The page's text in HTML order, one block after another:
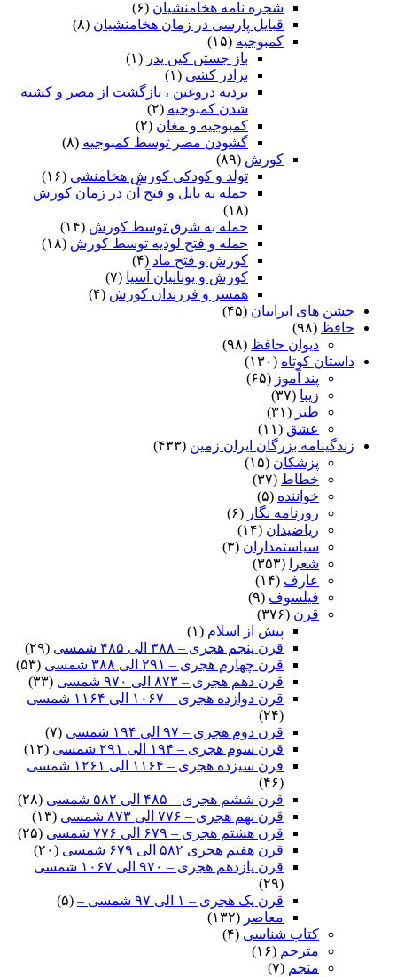
شجره نامه هخامنشیان (۶)
قبایل پارسی در زمان هخامنشیان (۸)
کمبوجیه (۱۵)
باز جستن کین پدر (۱)
برادر کشی (۱)
بردیه دروغین ، بازگشت از مصر و کشته
شدن کمبوجیه (۲)
کمبوجیه و مغان (۲)
گشودن مصر توسط کمبوجیه (۸)
کورش (۸۹)
تولد و کودکی کورش هخامنشی (۱۶)
حمله به بابل و فتح آن در زمان کورش
(۱۸)
حمله به شرق توسط کورش (۱۴)
حمله و فتح لودیه توسط کورش (۱۸)
کورش و فتح ماد (۴)
کورش و یونانیان آسیا (۷)
همسر و فرزندان کورش (۴)
جشن های ایرانیان (۴۵)
حافظ (۹۸)
دیوان حافظ (۹۸)
داستان کوتاه (۱۳۰)
پند آموز (۶۵)
زیبا (۳۷)
طنز (۳۱)
عشق (۱۱)
زندگینامه بزرگان ایران زمین (۴۳۳)
پزشکان (۱۵)
خطاط (۳۷)
خواننده (۵)
روزنامه نگار (۶)
ریاضیدان (۱۴)
سیاستمداران (۳)
شعرا
(۳۵۳)
عارف (۱۴)
فیلسوف (۹)
قرن (۳۷۶)
پیش از اسلام (۱)
قرن پنجم هجری – ۳۸۸ الی ۴۸۵ شمسی
(۲۹)
قرن چهارم هجری – ۲۹۱ الی ۳۸۸ شمسی
(۵۳)
قرن دهم هجری – ۸۷۳ الی ۹۷۰ شمسی
(۳۳)
قرن دوازده هجری – ۱۰۶۷ الی ۱۱۶۴ شمسی
(۲۴)
قرن دوم هجری – ۹۷ الی ۱۹۴ شمسی
(۷)
قرن سوم هجری – ۱۹۴ الی ۲۹۱ شمسی
(۱۲)
قرن سیزده هجری – ۱۱۶۴ الی ۱۲۶۱ شمسی
(۴۶)
قرن ششم هجری – ۴۸۵ الی ۵۸۲ شمسی
(۲۸)
قرن نهم هجری – ۷۷۶ الی ۸۷۳ شمسی
(۱۳)
قرن هشتم هجری – ۶۷۹ الی ۷۷۶ شمسی
(۲۵)
قرن هفتم هجری ۵۸۲ الی ۶۷۹ شمسی
(۲۰)
قرن یازدهم هجری – ۹۷۰ الی ۱۰۶۷ شمسی
(۲۹)
قرن یک هجری – ۱ الی ۹۷ شمسی –
(۵)
معاصر (۱۳۲)
کتاب شناسی (۴)
مترجم (۱۶)
منجم (۷)